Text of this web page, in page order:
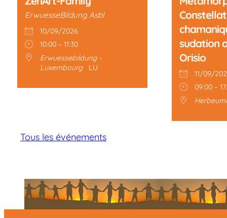
ErwuesseBildung Asbl
10/09/2026
10:00 – 11:30
Erwuessebildung -
Luxembourg
LU
sudation
Orisio
11/09/
09:00 –
Tous les événements